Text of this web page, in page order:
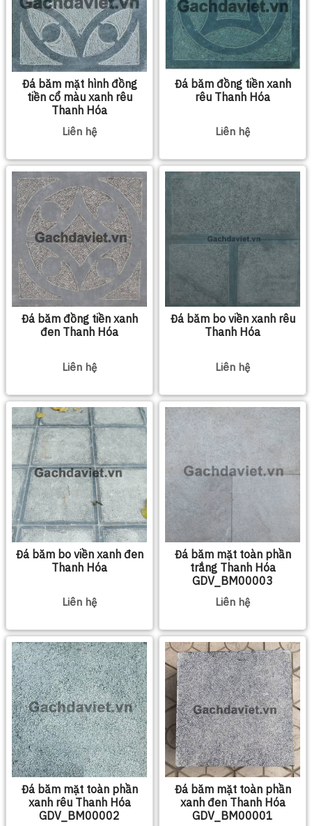
Đá băm mặt hình đồng
tiền cổ màu xanh rêu
Thanh Hóa
Liên hệ
Đá băm đồng tiền xanh
rêu Thanh Hóa
Liên hệ
Đá băm đồng tiền xanh
đen Thanh Hóa
Liên hệ
Đá băm bo viền xanh rêu
Thanh Hóa
Liên hệ
Đá băm bo viền xanh đen
Thanh Hóa
Liên hệ
Đá băm mặt toàn phần
trắng Thanh Hóa
GDV_BM00003
Liên hệ
Đá băm mặt toàn phần
xanh rêu Thanh Hóa
GDV_BM00002
Đá băm mặt toàn phần
xanh đen Thanh Hóa
GDV_BM00001